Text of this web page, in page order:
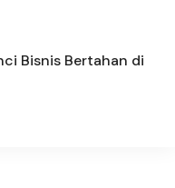
Bisnis Bertahan di